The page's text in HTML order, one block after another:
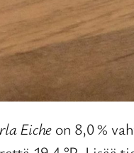
Eiche on 8,0 %